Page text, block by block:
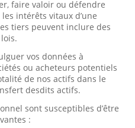
faire valoir ou défendre
intérêts vitaux d’une
tiers peuvent inclure des
vos données à
ou acheteurs potentiels
de nos actifs dans le
desdits actifs.
sont susceptibles d’être
: